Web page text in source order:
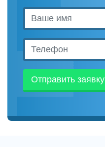
Отправить заявку